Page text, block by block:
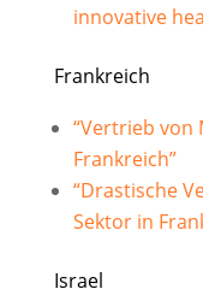
innovative
Frankreich
“Vertrieb von
Frankreich”
“Drastische
Sektor in
Israel